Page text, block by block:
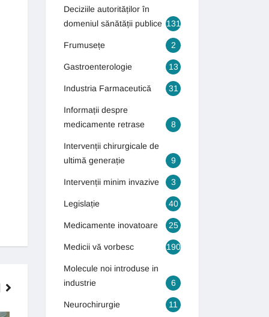
Deciziile autorităților în
domeniul sănătății publice 131
Frumusețe 2
Gastroenterologie 13
Industria Farmaceutică 31
Informații despre
medicamente retrase
8
Intervenții chirurgicale de
ultimă generație
9
Intervenții minim invazive 3
Legislație 40
Medicamente inovatoare 25
Medicii vă vorbesc 190
Molecule noi introduse in
industrie
6
Neurochirurgie 11